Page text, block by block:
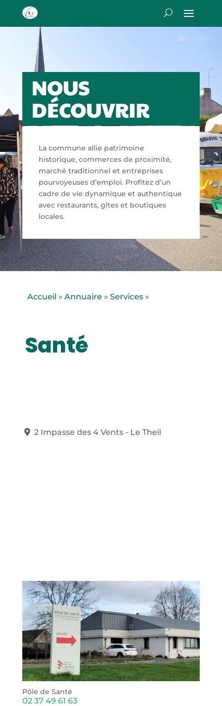
NOUS
DÉCOUVRIR
La commune allie patrimoine
historique, commerces de proximité,
marché traditionnel et entreprises
pourvoyeuses d’emploi. Profitez d’un
cadre de vie dynamique et authentique
avec restaurants, gîtes et boutiques
locales.
Accueil » Annuaire » Services»
Santé
Pôle de Santé
02 37 49 61 63
2 Impasse des 4 Vents - Le Theil